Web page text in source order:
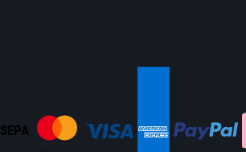
SEPA